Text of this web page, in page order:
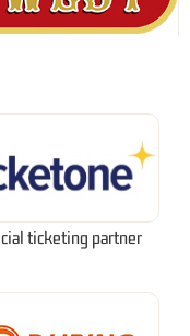
ticketing partner